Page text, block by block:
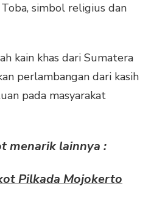
simbol religius dan
kain khas dari Sumatera
perlambangan dari kasih
pada masyarakat
menarik lainnya :
Pilkada Mojokerto